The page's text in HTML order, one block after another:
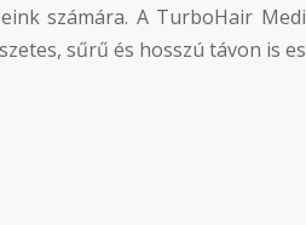
számára. A TurboHair
sűrű és hosszú távon is